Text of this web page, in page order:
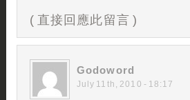
( 直接回應此留言 )
Godoword
July 11th, 2010 - 18:17